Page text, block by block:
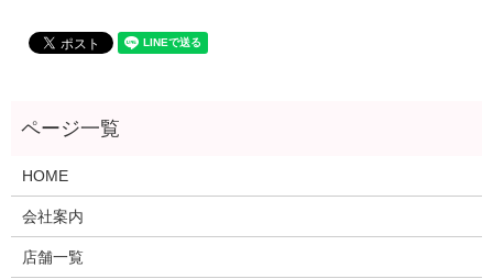
HOME
会社案内
店舗一覧